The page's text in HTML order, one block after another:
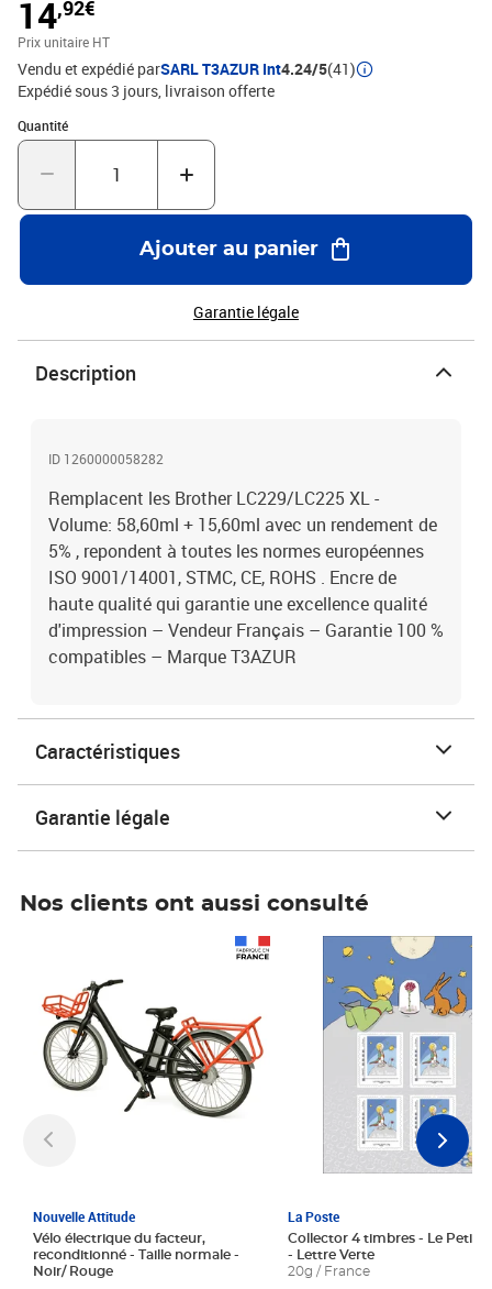
14,92€
Prix unitaire HT
Vendu et expédié parSARL T3AZUR Int4.24/5(41)
Expédié sous 3 jours livraison offerte
Quantité
Quantité : 1
Ajouter au panier
Garantie légale
Description
ID 1260000058282
Remplacent les Brother LC229/LC225 XL -
Volume: 58,60ml + 15,60ml avec un rendement de
5% , repondent à toutes les normes européennes
ISO 9001/14001, STMC, CE, ROHS . Encre de
haute qualité qui garantie une excellence qualité
d'impression – Vendeur Français – Garantie 100 %
compatibles – Marque T3AZUR
Caractéristiques
Garantie légale
Nos clients ont aussi consulté
Nouvelle Attitude
Vélo électrique du facteur,
reconditionné - Taille normale -
Noir/ Rouge
La Poste
Collector 4 timbres - Le Petit
- Lettre Verte
20g / France
Prix 6,25€ HT